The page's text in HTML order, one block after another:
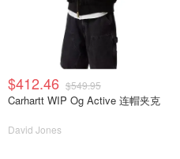
$412.46 $549.95
Carhartt WIP Og Active 连帽夹克
David Jones